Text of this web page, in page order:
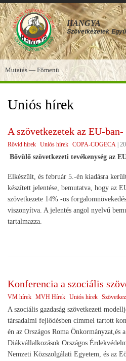
a
HANGYA
Szövetkezetek
Főmenü
Mutatás — Főmenü
Uniós hírek
A szövetkezetek az EU-
Rövid hírek Uniós hírek COPA-COGECA
Bővülő szövetkezeti tevékenység az
Elkészült, és február 5.-én kiadásra
készített jelentése, bemutatva, hogy az
szövetkezete 14% -os
viszonyítva. A jelentés angol nyelvű
tartalmazza.
Konferencia a szociális
VM hírek MVH Hírek Uniós hírek
A szociális gazdaság szövetkezeti
társadalmi fejlődésben címmel tartott
én az Országos Roma Önkormányzat,és
Diákvállalkozások Országos
Nemzeti Közszolgálati Egyetem, és az